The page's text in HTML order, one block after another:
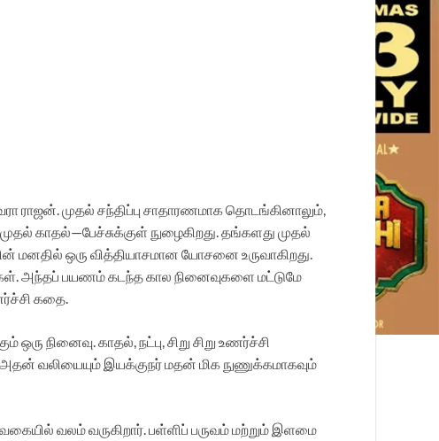
முதல் சந்திப்பு சாதாரணமாக தொடங்கினாலும்,
காதல்—பேச்சுக்குள் நுழைகிறது. தங்களது முதல்
மனதில் ஒரு வித்தியாசமான யோசனை உருவாகிறது.
அந்தப் பயணம் கடந்த கால நினைவுகளை மட்டுமே
கதை.
நினைவு. காதல், நட்பு, சிறு சிறு உணர்ச்சி
வலியையும் இயக்குநர் மதன் மிக நுணுக்கமாகவும்
வலம் வருகிறார். பள்ளிப் பருவம் மற்றும் இளமை